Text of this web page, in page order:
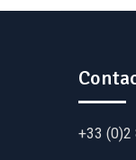
+33 (0)2